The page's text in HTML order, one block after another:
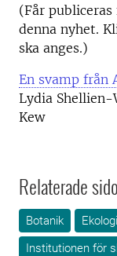
(Får
denna nyhet.
ska anges.)
En svamp från
Lydia Shellien-
Kew
Relaterade
Botanik
Ekologi
Institutionen för